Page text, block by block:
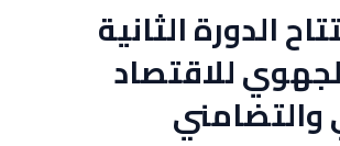
الدورة الثانية
للاقتصاد
والتضامني